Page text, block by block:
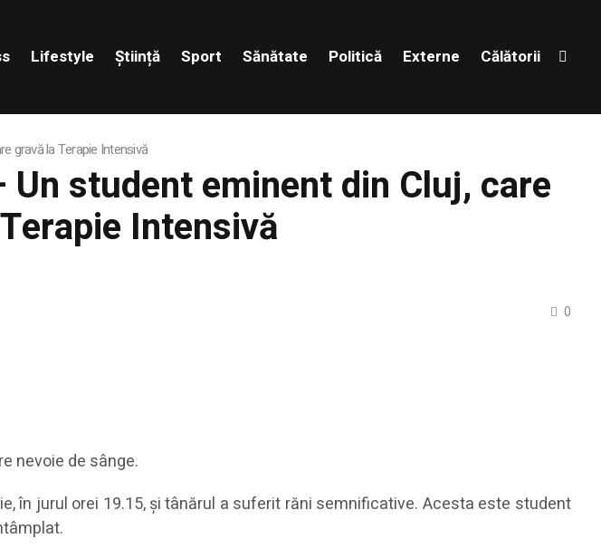
Lifestyle Știință Sport Sănătate Politică Externe Călătorii
gravă la Terapie Intensivă
Un student eminent din Cluj, care
Intensivă
0
nevoie de sânge.
în jurul orei 19.15, și tânărul a suferit răni semnificative. Acesta este student